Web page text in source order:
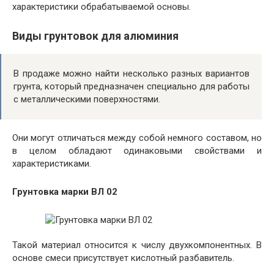
характеристики обрабатываемой основы.
Виды грунтовок для алюминия
В продаже можно найти несколько разных вариантов
грунта, который предназначен специально для работы
с металлическими поверхностями.
Они могут отличаться между собой немного составом, но
в целом обладают одинаковыми свойствами и
характеристиками.
Грунтовка марки ВЛ 02
Такой материал относится к числу двухкомпонентных. В
основе смеси присутствует кислотный разбавитель.